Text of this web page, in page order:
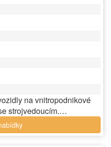
na vnitropodnikové
strojvedoucím.…